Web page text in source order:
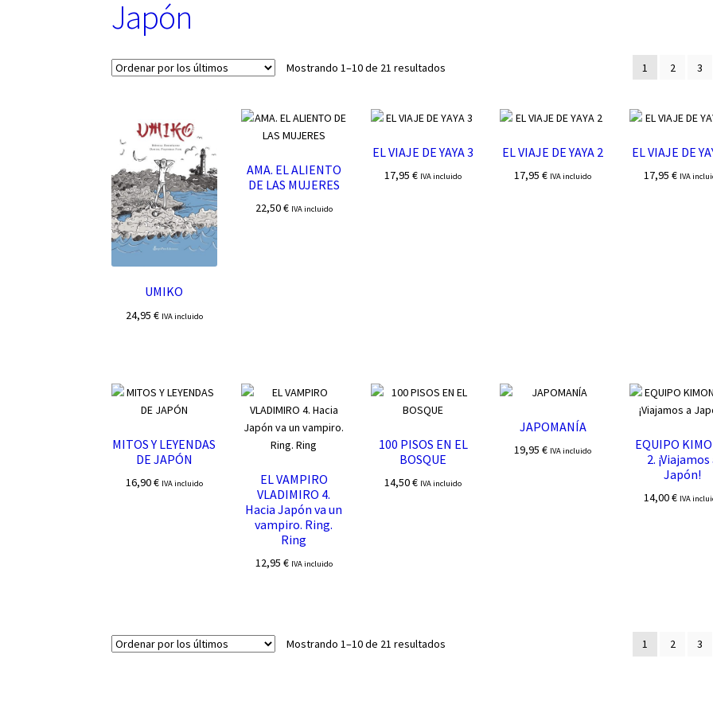
Japón
Mostrando 1–10 de 21 resultados
últimos
1 2 3
UMIKO
24,95 € IVA incluido
AMA. EL ALIENTO
DE LAS MUJERES
22,50€ IVA incluido
EL VIAJE DE YAYA 3
17,95€ IVA incluido
EL VIAJE DE YAYA 2
17,95€ IVA incluido
EL VIAJE DE
17,95€ IVA
MITOS Y LEYENDAS
DE JAPÓN
16,90€ IVA incluido
EL VAMPIRO
VLADIMIRO 4.
Hacia Japón va un
vampiro. Ring.
Ring
12,95 € IVA incluido
100 PISOS EN EL
BOSQUE
14,50€ IVA incluido
JAPOMANÍA
19,95€ IVA incluido
EQUIPO
2. ¡Viajamos
Japón!
14,00€ IVA
Mostrando 1–10 de 21 resultados 1 2 3